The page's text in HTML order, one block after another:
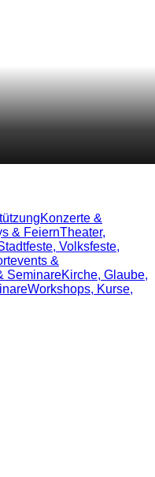
Konzerte &
& FeiernTheater,
Volksfeste,
&
SeminareKirche, Glaube,
Workshops, Kurse,